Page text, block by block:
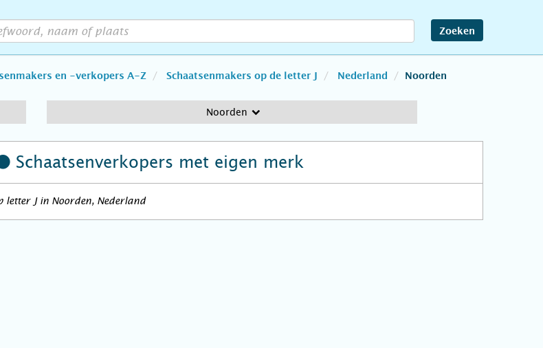
Zoeken
en -verkopers A-Z Schaatsenmakers op de letter J Nederland Noorden
Noorden
Schaatsenverkopers met eigen merk
letter J in Noorden, Nederland